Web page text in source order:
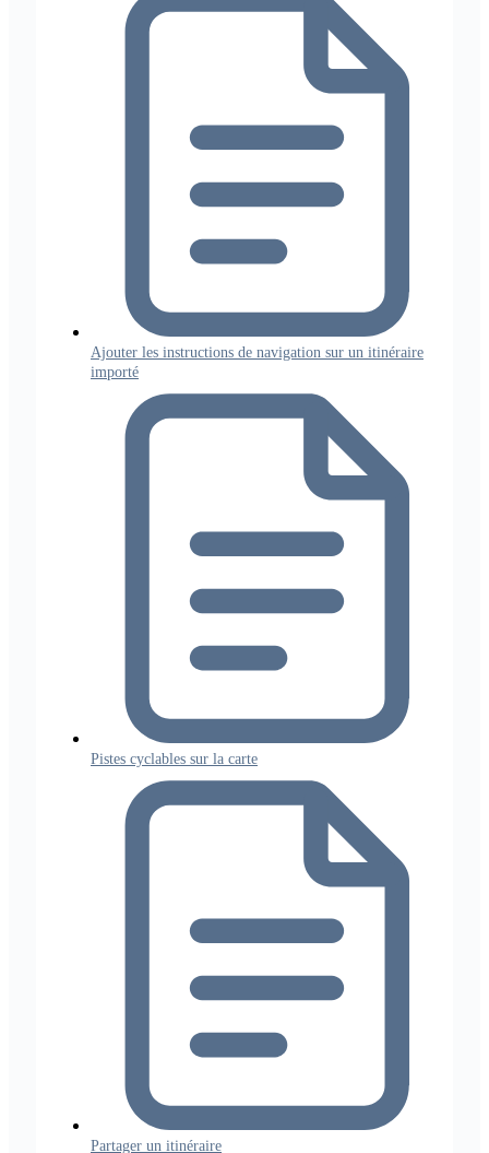
Ajouter les instructions de navigation sur un itinéraire
importé
Pistes cyclables sur la carte
Partager un itinéraire